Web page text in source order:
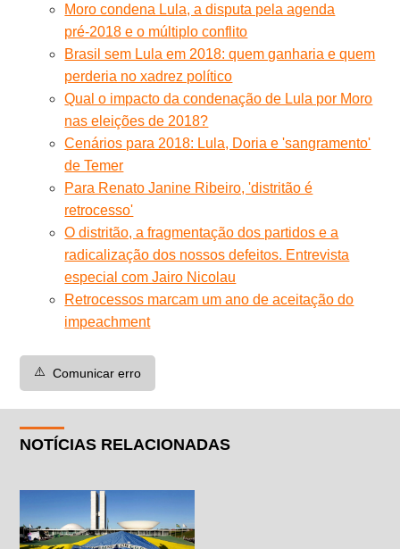
Moro condena Lula, a disputa pela agenda
pré-2018 e o múltiplo conflito
Brasil sem Lula em 2018: quem ganharia e quem
perderia no xadrez político
Qual o impacto da condenação de Lula por Moro
nas eleições de 2018?
Cenários para 2018: Lula, Doria e 'sangramento'
de Temer
Para Renato Janine Ribeiro, 'distritão é
retrocesso'
O distritão, a fragmentação dos partidos e a
radicalização dos nossos defeitos. Entrevista
especial com Jairo Nicolau
Retrocessos marcam um ano de aceitação do
impeachment
⚠️ Comunicar erro
NOTÍCIAS RELACIONADAS